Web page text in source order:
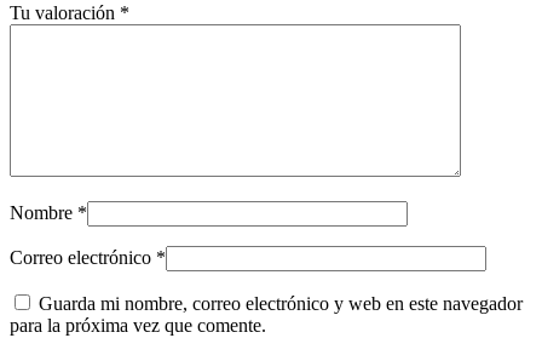
Tu valoración *
Nombre *
Correo electrónico *
Guarda mi nombre, correo electrónico y web en este navegador
para la próxima vez que comente.